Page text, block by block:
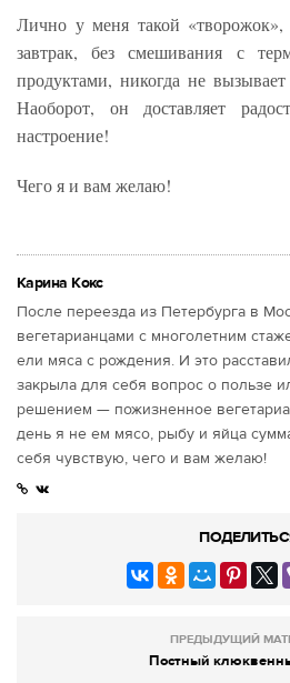
Лично у меня такой
завтрак, без смешивания с
продуктами, никогда не
Наоборот, он доставляет
настроение!
Чего я и вам желаю!
Карина Кокс
После переезда из Петербурга в
вегетарианцами с многолетним
ели мяса с рождения. И это
закрыла для себя вопрос о пользе
решением — пожизненное
день я не ем мясо, рыбу и яйца
себя чувствую, чего и вам желаю!
ПРЕДЫДУЩИЙ
Постный